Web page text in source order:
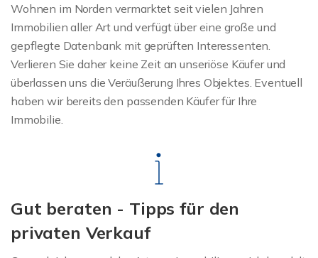
Wohnen im Norden vermarktet seit vielen Jahren
Immobilien aller Art und verfügt über eine große und
gepflegte Datenbank mit geprüften Interessenten.
Verlieren Sie daher keine Zeit an unseriöse Käufer und
überlassen uns die Veräußerung Ihres Objektes. Eventuell
haben wir bereits den passenden Käufer für Ihre
Immobilie.
Gut beraten - Tipps für den
privaten Verkauf